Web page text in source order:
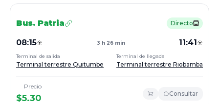
Bus. Patria Directo
08:15 3 h 26 min 11:41
Terminal de salida
Terminal terrestre Quitumbe
Terminal de llegada
Terminal terrestre Riobamba
Precio
$5.30 Consultar